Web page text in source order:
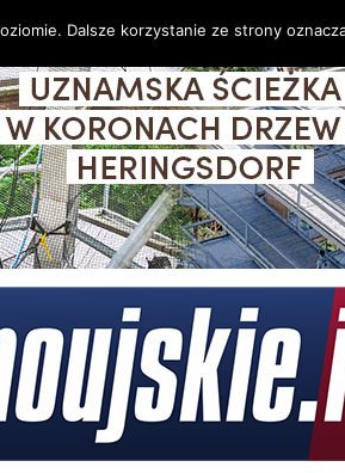
Dalsze korzystanie ze strony